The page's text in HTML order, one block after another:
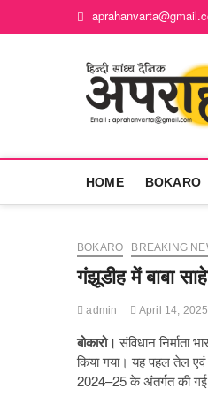
HOME BOKARO
BOKARO BREAKING
गंझूडीह में बाबा
admin April 14, 2025
बोकारो। संविधान
किया गया। यह पहल तेल एवं
2024–25 के अंतर्गत की